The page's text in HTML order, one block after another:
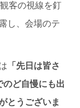
客の視線を釘
し、会場のテ
「先日は皆さ
ど自慢にも出
とうございま